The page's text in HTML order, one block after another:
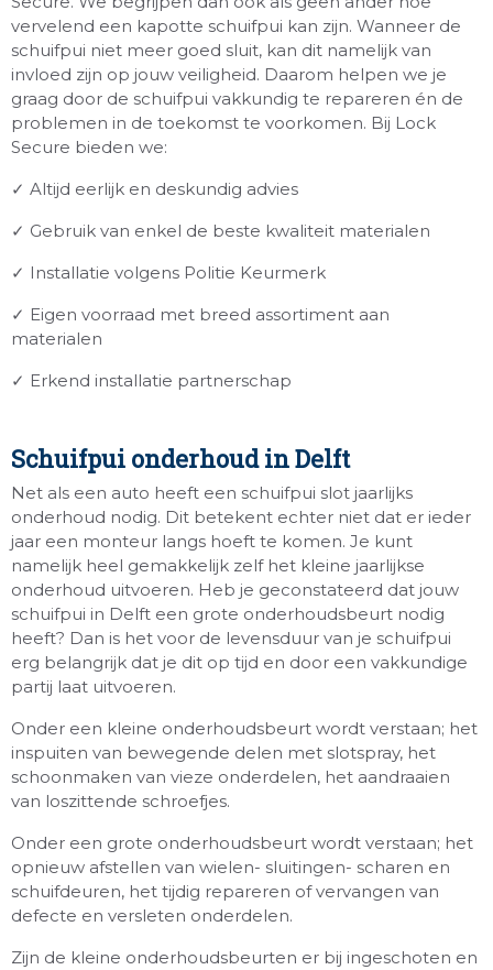
vervelend een kapotte schuifpui kan zijn. Wanneer de
schuifpui niet meer goed sluit, kan dit namelijk van
invloed zijn op jouw veiligheid. Daarom helpen we je
graag door de schuifpui vakkundig te repareren én de
problemen in de toekomst te voorkomen. Bij Lock
Secure bieden we:
✓ Altijd eerlijk en deskundig advies
✓ Gebruik van enkel de beste kwaliteit materialen
✓ Installatie volgens Politie Keurmerk
✓ Eigen voorraad met breed assortiment aan
materialen
✓ Erkend installatie partnerschap
Schuifpui onderhoud in Delft
Net als een auto heeft een schuifpui slot jaarlijks
onderhoud nodig. Dit betekent echter niet dat er ieder
jaar een monteur langs hoeft te komen. Je kunt
namelijk heel gemakkelijk zelf het kleine jaarlijkse
onderhoud uitvoeren. Heb je geconstateerd dat jouw
schuifpui in Delft een grote onderhoudsbeurt nodig
heeft? Dan is het voor de levensduur van je schuifpui
erg belangrijk dat je dit op tijd en door een vakkundige
partij laat uitvoeren.
Onder een kleine onderhoudsbeurt wordt verstaan; het
inspuiten van bewegende delen met slotspray, het
schoonmaken van vieze onderdelen, het aandraaien
van loszittende schroefjes.
Onder een grote onderhoudsbeurt wordt verstaan; het
opnieuw afstellen van wielen- sluitingen- scharen en
schuifdeuren, het tijdig repareren of vervangen van
defecte en versleten onderdelen.
Zijn de kleine onderhoudsbeurten er bij ingeschoten en